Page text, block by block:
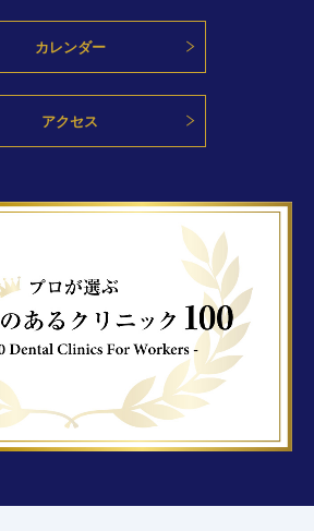
カレンダー
アクセス